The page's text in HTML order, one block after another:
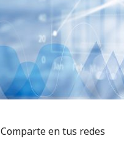
Comparte en tus redes